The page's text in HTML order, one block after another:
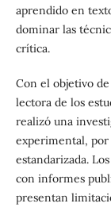
aprendido en
dominar las
crítica.
Con el objetivo
lectora de los
realizó una
experimental, por
estandarizada.
con informes
presentan